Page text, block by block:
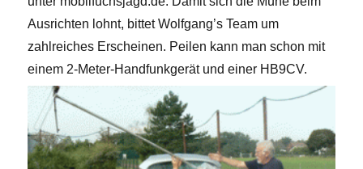
Ausrichten lohnt, bittet Wolfgang’s Team um
zahlreiches Erscheinen. Peilen kann man schon mit
einem 2-Meter-Handfunkgerät und einer HB9CV.